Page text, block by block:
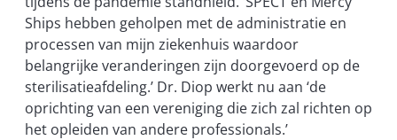
Ships hebben geholpen met de administratie en
processen van mijn ziekenhuis waardoor
belangrijke veranderingen zijn doorgevoerd op de
sterilisatieafdeling.’ Dr. Diop werkt nu aan ‘de
oprichting van een vereniging die zich zal richten op
het opleiden van andere professionals.’